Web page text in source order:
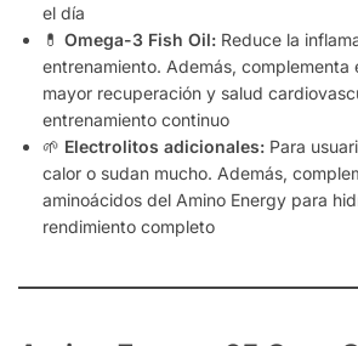
el día
💊 Omega-3 Fish Oil: Reduce la
entrenamiento. Además, complementa
mayor recuperación y salud
entrenamiento continuo
🌱 Electrolitos adicionales: Para
calor o sudan mucho. Además,
aminoácidos del Amino Energy para
rendimiento completo